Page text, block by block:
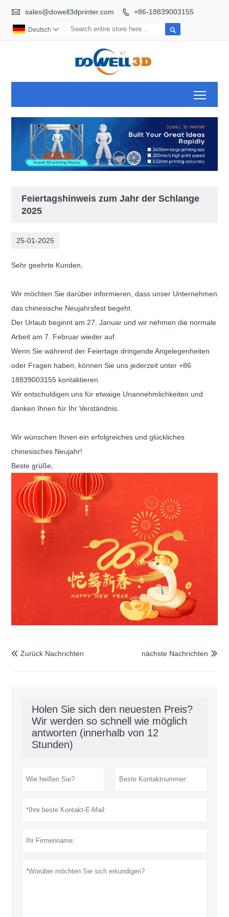
 sales@dowell3dprinter.com  +86-18839003155

Deutsch 
Feiertagshinweis zum Jahr der Schlange
2025
25-01-2025
Sehr geehrte Kunden,
Wir möchten Sie darüber informieren, dass unser Unternehmen
das chinesische Neujahrsfest begeht.
Der Urlaub beginnt am 27. Januar und wir nehmen die normale
Arbeit am 7. Februar wieder auf.
Wenn Sie während der Feiertage dringende Angelegenheiten
oder Fragen haben, können Sie uns jederzeit unter +86
18839003155 kontaktieren.
Wir entschuldigen uns für etwaige Unannehmlichkeiten und
danken Ihnen für Ihr Verständnis.
Wir wünschen Ihnen ein erfolgreiches und glückliches
chinesisches Neujahr!
Beste grüße,
 Zurück Nachrichten 
nächste Nachrichten
Holen Sie sich den neuesten Preis?
Wir werden so schnell wie möglich
antworten (innerhalb von 12
Stunden)